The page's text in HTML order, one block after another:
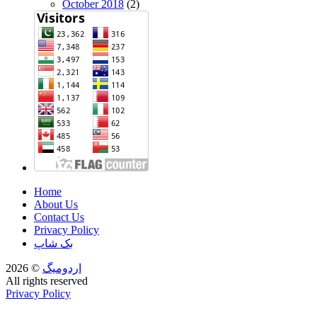
October 2018 (2)
Home
About Us
Contact Us
Privacy Policy
بک شاپ
اردومیگ © 2026
All rights reserved
Privacy Policy